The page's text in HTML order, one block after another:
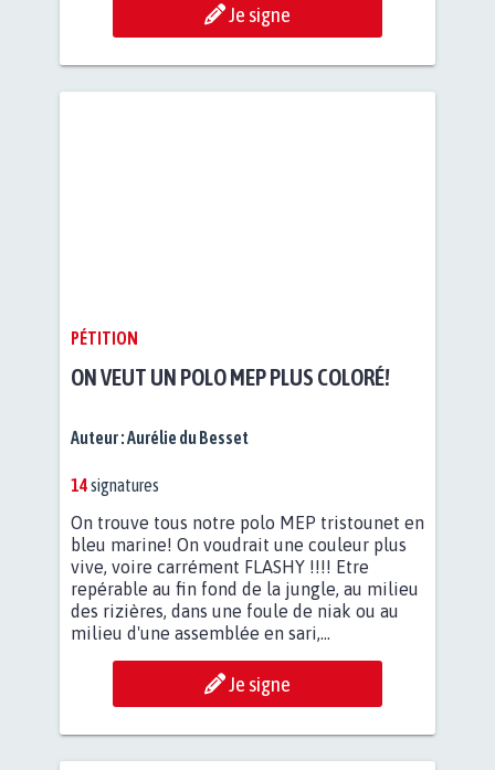
Je signe
PÉTITION
ON VEUT UN POLO MEP PLUS COLORÉ!
Auteur :Aurélie du Besset
14signatures
On trouve tous notre polo MEP tristounet en
bleu marine! On voudrait une couleur plus
vive, voire carrément FLASHY !!!! Etre
repérable au fin fond de la jungle, au milieu
des rizières, dans une foule de niak ou au
milieu d'une assemblée en sari,...
Je signe